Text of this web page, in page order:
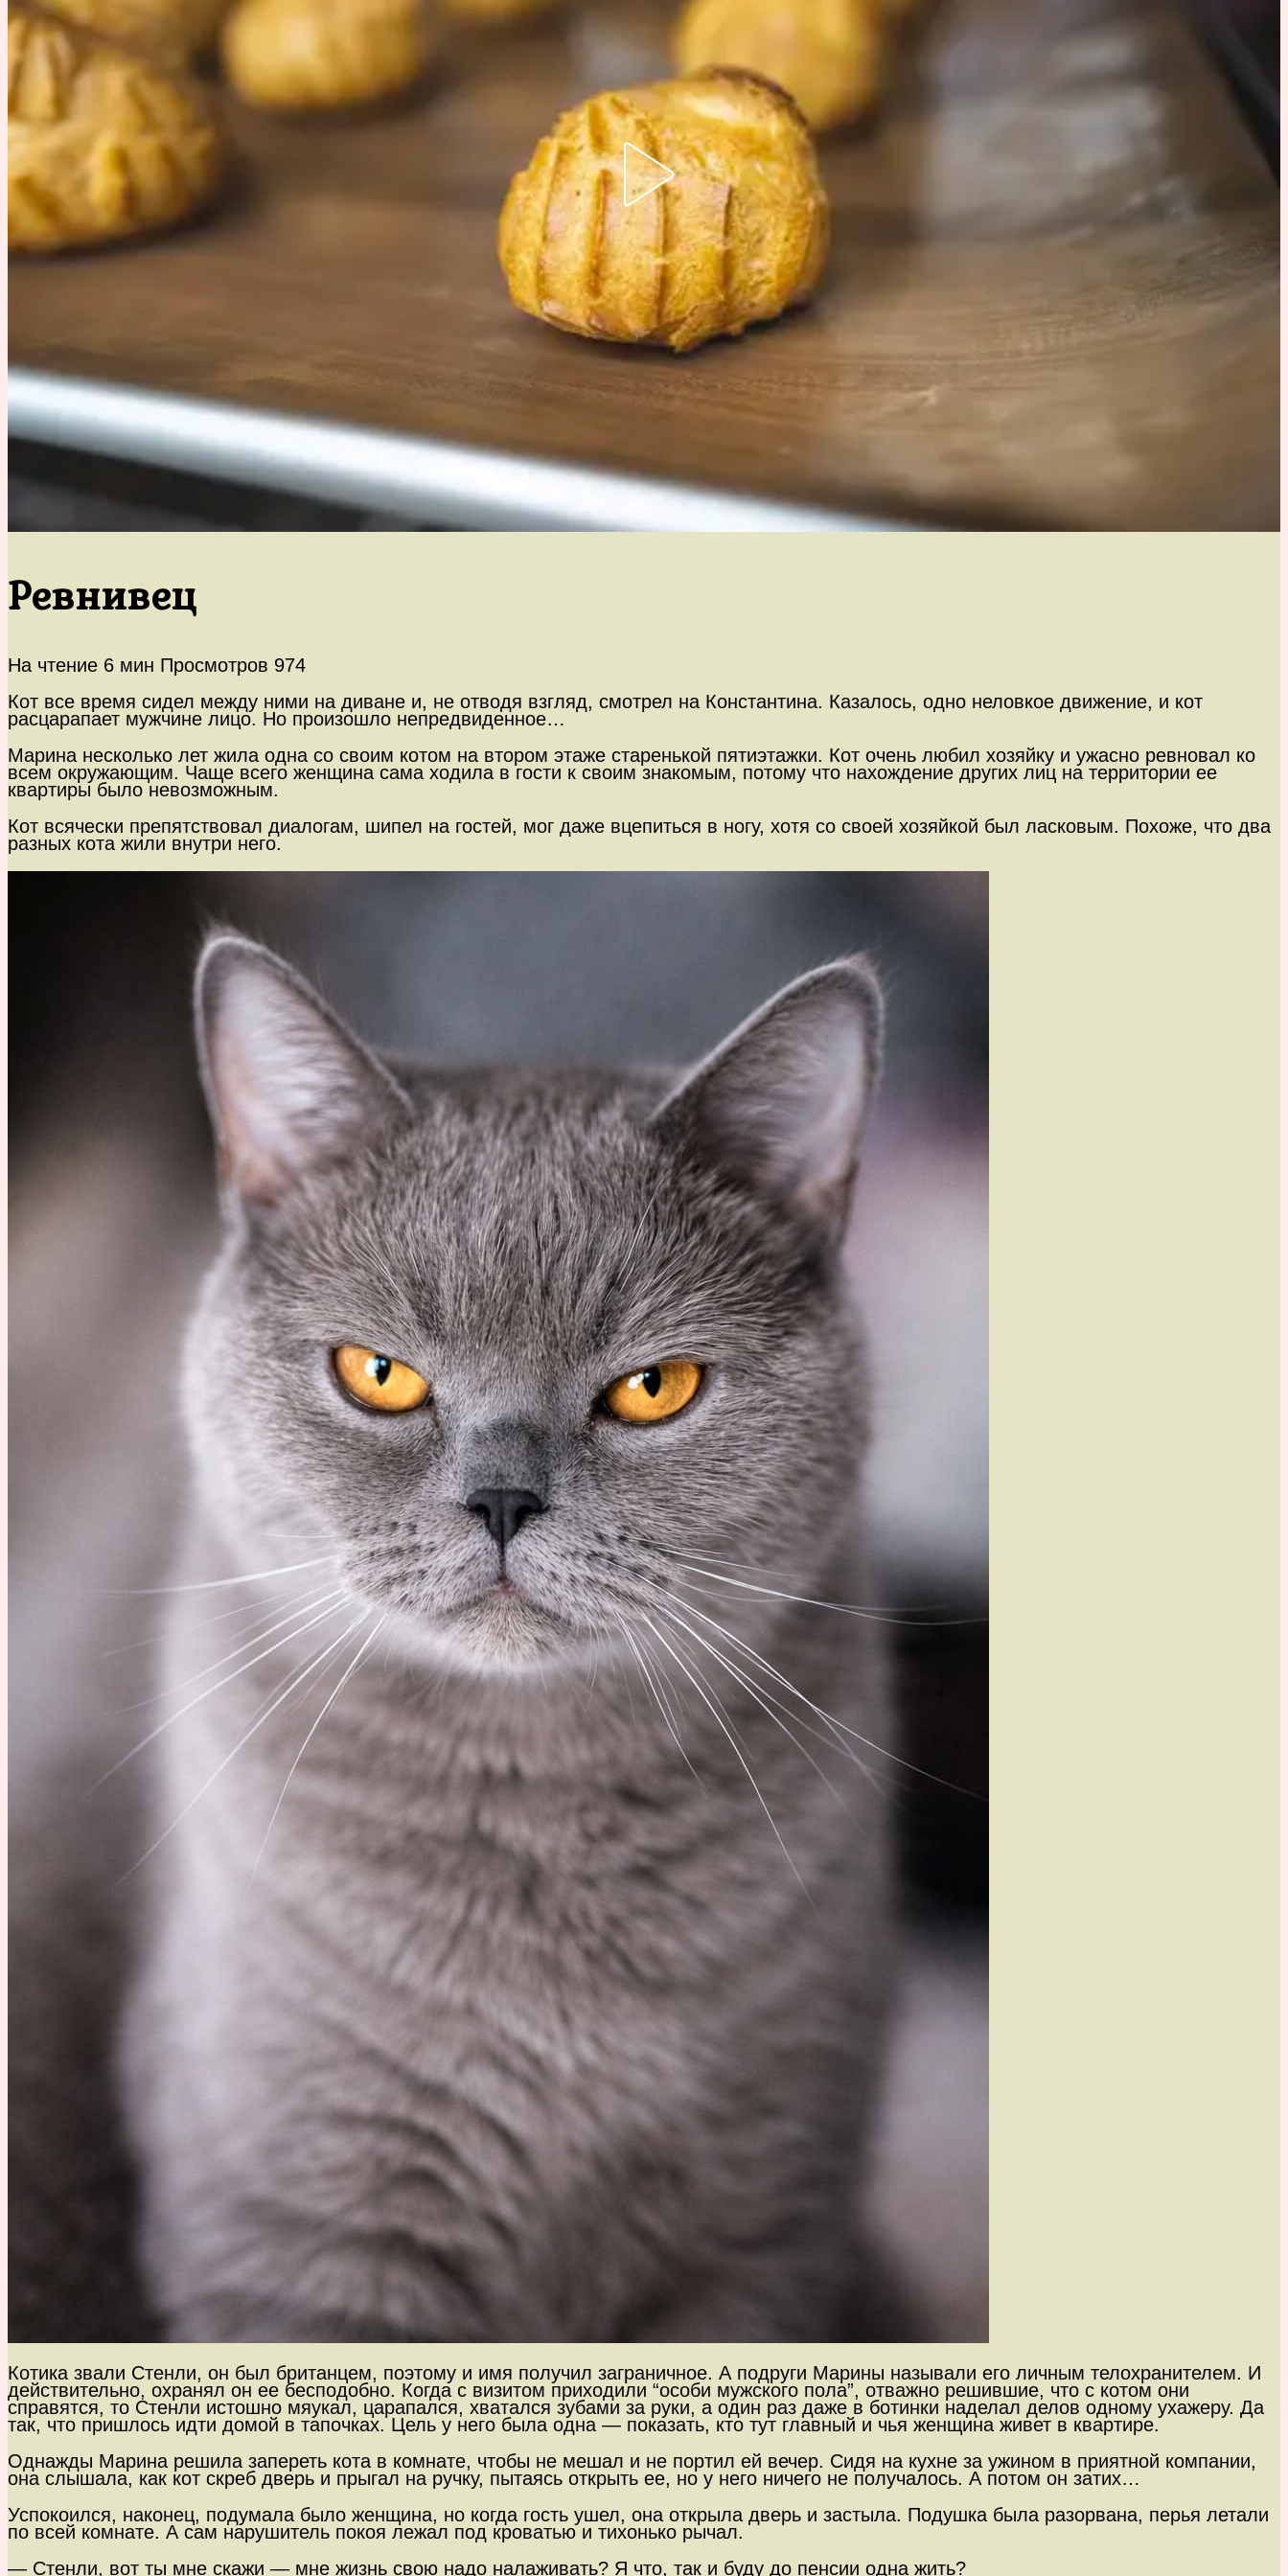
Ревнивец
На чтение 6 мин Просмотров 974
Кот все время сидел между ними на диване и, не отводя взгляд, смотрел на Константина. Казалось, одно неловкое движение, и кот
расцарапает мужчине лицо. Но произошло непредвиденное…
Марина несколько лет жила одна со своим котом на втором этаже старенькой пятиэтажки. Кот очень любил хозяйку и ужасно ревновал ко
всем окружающим. Чаще всего женщина сама ходила в гости к своим знакомым, потому что нахождение других лиц на территории ее
квартиры было невозможным.
Кот всячески препятствовал диалогам, шипел на гостей, мог даже вцепиться в ногу, хотя со своей хозяйкой был ласковым. Похоже, что два
разных кота жили внутри него.
Котика звали Стенли, он был британцем, поэтому и имя получил заграничное. А подруги Марины называли его личным телохранителем. И
действительно, охранял он ее бесподобно. Когда с визитом приходили “особи мужского пола”, отважно решившие, что с котом они
справятся, то Стенли истошно мяукал, царапался, хватался зубами за руки, а один раз даже в ботинки наделал делов одному ухажеру. Да
так, что пришлось идти домой в тапочках. Цель у него была одна — показать, кто тут главный и чья женщина живет в квартире.
Однажды Марина решила запереть кота в комнате, чтобы не мешал и не портил ей вечер. Сидя на кухне за ужином в приятной компании,
она слышала, как кот скреб дверь и прыгал на ручку, пытаясь открыть ее, но у него ничего не получалось. А потом он затих…
Успокоился, наконец, подумала было женщина, но когда гость ушел, она открыла дверь и застыла. Подушка была разорвана, перья летали
по всей комнате. А сам нарушитель покоя лежал под кроватью и тихонько рычал.
— Стенли, вот ты мне скажи — мне жизнь свою надо налаживать? Я что, так и буду до пенсии одна жить?